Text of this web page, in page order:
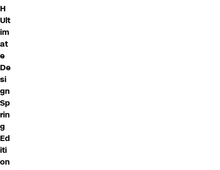
H
Ult
im
at
e
De
si
gn
Sp
rin
g
Ed
iti
on